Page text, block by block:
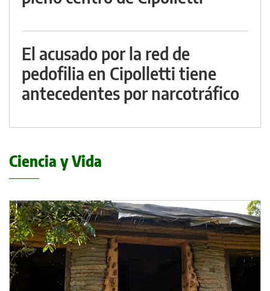
El acusado por la red de
pedofilia en Cipolletti tiene
antecedentes por narcotráfico
Ciencia y Vida